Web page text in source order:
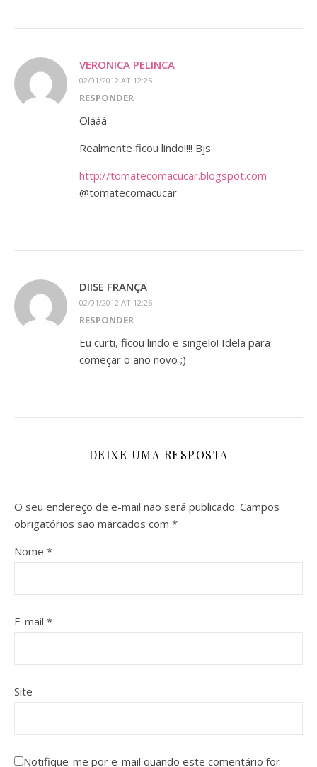
VERONICA PELINCA
02/01/2012 AT 12:25
RESPONDER
Olááá
Realmente ficou lindo!!!! Bjs
http://tomatecomacucar.blogspot.com
@tomatecomacucar
DIISE FRANÇA
02/01/2012 AT 12:26
RESPONDER
Eu curti, ficou lindo e singelo! Idela para
começar o ano novo ;)
DEIXE UMA RESPOSTA
O seu endereço de e-mail não será publicado. Campos
obrigatórios são marcados com *
Nome *
E-mail *
Site
Notifique-me por e-mail quando este comentário for